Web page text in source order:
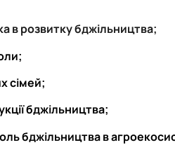
в розвитку бджільництва;
сімей;
бджільництва;
бджільництва в